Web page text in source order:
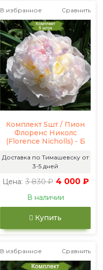
В избранное Сравнить
Комплект 5шт / Пион
Флоренс Николс
(Florence Nicholls) - Б
Доставка по Тимашевску от
3-5 дней
Цена: 3 830 ₽ 4 000 ₽
В наличии
Купить
В избранное Сравнить